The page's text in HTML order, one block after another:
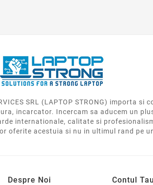
SRL (LAPTOP STRONG) importa si
incarcator. Incercam sa aducem un
internationale, calitate si
oferite acestuia si nu in ultimul rand pe
Despre Noi Contul Tau